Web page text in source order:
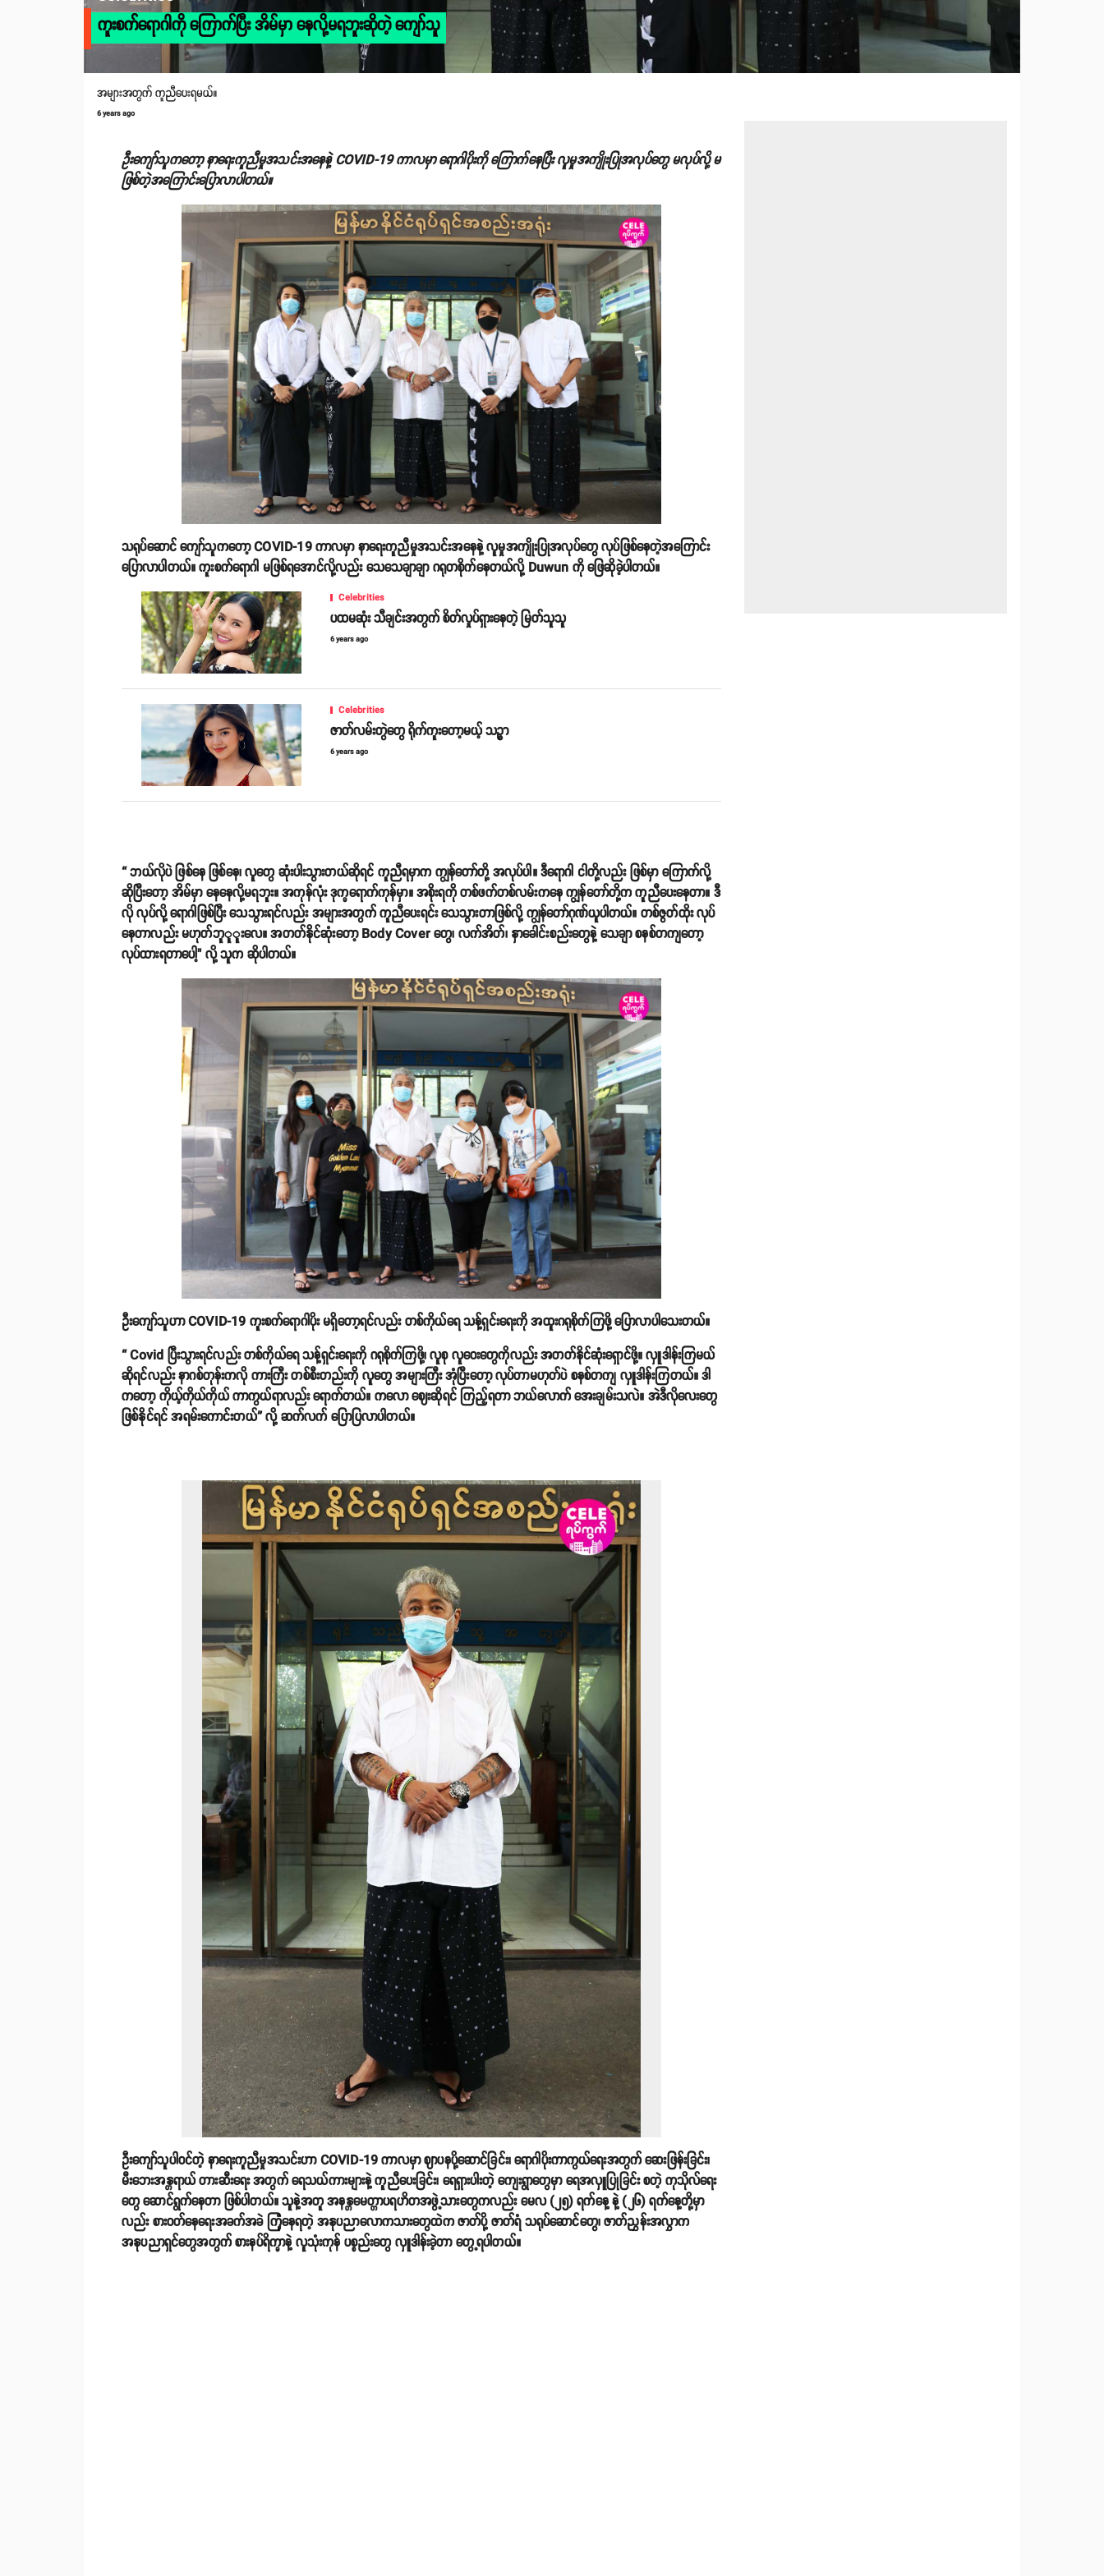
ကူးစက်ရောဂါကို ကြောက်ပြီး အိမ်မှာ နေလို့မရဘူးဆိုတဲ့ ကျော်သူ
အများအတွက် ကူညီပေးရမယ်။
6 years ago
ဦးကျော်သူကတော့ နာရေးကူညီမှုအသင်းအနေနဲ့ COVID-19 ကာလမှာ ရောဂါပိုးကို ကြောက်နေပြီး လူမှုအကျိုးပြုအလုပ်တွေ မလုပ်လို့ မ
ဖြစ်တဲ့အကြောင်းပြောလာပါတယ်။
သရုပ်ဆောင် ကျော်သူကတော့ COVID-19 ကာလမှာ နာရေးကူညီမှုအသင်းအနေနဲ့ လူမှုအကျိုးပြုအလုပ်တွေ လုပ်ဖြစ်နေတဲ့အကြောင်း
ပြောလာပါတယ်။ ကူးစက်ရောဂါ မဖြစ်ရအောင်လို့လည်း သေသေချာချာ ဂရုတစိုက်နေတယ်လို့ Duwun ကို ဖြေဆိုခဲ့ပါတယ်။
Celebrities
ပထမဆုံး သီချင်းအတွက် စိတ်လှုပ်ရှားနေတဲ့ မြတ်သူသူ
6 years ago
Celebrities
ဇာတ်လမ်းတွဲတွေ ရိုက်ကူးတော့မယ့် သဉ္ဇာ
6 years ago
“ ဘယ်လိုပဲ ဖြစ်နေ ဖြစ်နေ၊ လူတွေ ဆုံးပါးသွားတယ်ဆိုရင် ကူညီရမှာက ကျွန်တော်တို့ အလုပ်ပါ။ ဒီရောဂါ ငါတို့လည်း ဖြစ်မှာ ကြောက်လို့
ဆိုပြီးတော့ အိမ်မှာ နေနေလို့မရဘူး။ အကုန်လုံး ဒုက္ခရောက်ကုန်မှာ။ အစိုးရကို တစ်ဖက်တစ်လမ်းကနေ ကျွန်တော်တို့က ကူညီပေးနေတာ။ ဒီ
လို လုပ်လို့ ရောဂါဖြစ်ပြီး သေသွားရင်လည်း အများအတွက် ကူညီပေးရင်း သေသွားတာဖြစ်လို့ ကျွန်တော်ဂုဏ်ယူပါတယ်။ တစ်ဇွတ်ထိုး လုပ်
နေတာလည်း မဟုတ်ဘူူူးလေ။ အတတ်နိုင်ဆုံးတော့ Body Cover တွေ၊ လက်အိတ်၊ နှာခေါင်းစည်းတွေနဲ့ သေချာ စနစ်တကျတော့
လုပ်ထားရတာပေါ့" လို့ သူက ဆိုပါတယ်။
ဦးကျော်သူဟာ COVID-19 ကူးစက်ရောဂါပိုး မရှိတော့ရင်လည်း တစ်ကိုယ်ရေ သန့်ရှင်းရေးကို အထူးဂရုစိုက်ကြဖို့ ပြောလာပါသေးတယ်။
“ Covid ပြီးသွားရင်လည်း တစ်ကိုယ်ရေ သန့်ရှင်းရေးကို ဂရုစိုက်ကြဖို့၊ လူစု လူဝေးတွေကိုလည်း အတတ်နိုင်ဆုံးရှောင်ဖို့။ လှူဒါန်းကြမယ်
ဆိုရင်လည်း နာဂစ်တုန်းကလို ကားကြီး တစ်စီးတည်းကို လူတွေ အများကြီး အုံပြီးတော့ လုပ်တာမဟုတ်ပဲ စနစ်တကျ လှူဒါန်းကြတယ်။ ဒါ
ကတော့ ကိုယ့်ကိုယ်ကိုယ် ကာကွယ်ရာလည်း ရောက်တယ်။ ကလော ဈေးဆိုရင် ကြည့်ရတာ ဘယ်လောက် အေးချမ်းသလဲ။ အဲဒီလိုလေးတွေ
ဖြစ်နိုင်ရင် အရမ်းကောင်းတယ်” လို့ ဆက်လက် ပြောပြလာပါတယ်။
ဦးကျော်သူပါဝင်တဲ့ နာရေးကူညီမှုအသင်းဟာ COVID-19 ကာလမှာ ဈာပနပို့ဆောင်ခြင်း၊ ရောဂါပိုးကာကွယ်ရေးအတွက် ဆေးဖြန်းခြင်း၊
မီးဘေးအန္တရာယ် တားဆီးရေး အတွက် ရေသယ်ကားများနဲ့ ကူညီပေးခြင်း၊ ရေရှားပါးတဲ့ ကျေးရွာတွေမှာ ရေအလှူပြုခြင်း စတဲ့ ကုသိုလ်ရေး
တွေ ဆောင်ရွက်နေတာ ဖြစ်ပါတယ်။ သူနဲ့အတူ အနန္တမေတ္တာပရဟိတအဖွဲ့သားတွေကလည်း မေလ (၂၅) ရက်နေ့ နဲ့ (၂၆) ရက်နေ့တို့မှာ
လည်း စားဝတ်နေရေးအခက်အခဲ ကြုံနေရတဲ့ အနုပညာလောကသားတွေထဲက ဇာတ်ပို့ ဇာတ်ရံ သရုပ်ဆောင်တွေ၊ ဇာတ်ညွှန်းအလွှာက
အနုပညာရှင်တွေအတွက် စားနပ်ရိက္ခာနဲ့ လူသုံးကုန် ပစ္စည်းတွေ လှူဒါန်းခဲ့တာ တွေ့ရပါတယ်။